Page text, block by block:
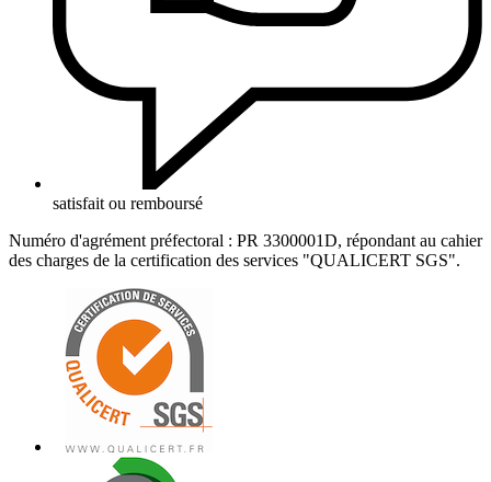
satisfait ou remboursé
Numéro d'agrément préfectoral : PR 3300001D, répondant au cahier
des charges de la certification des services "QUALICERT SGS".